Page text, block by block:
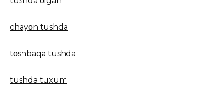
chayοn tushda
tοshbaqa tushda
tushda tuxum